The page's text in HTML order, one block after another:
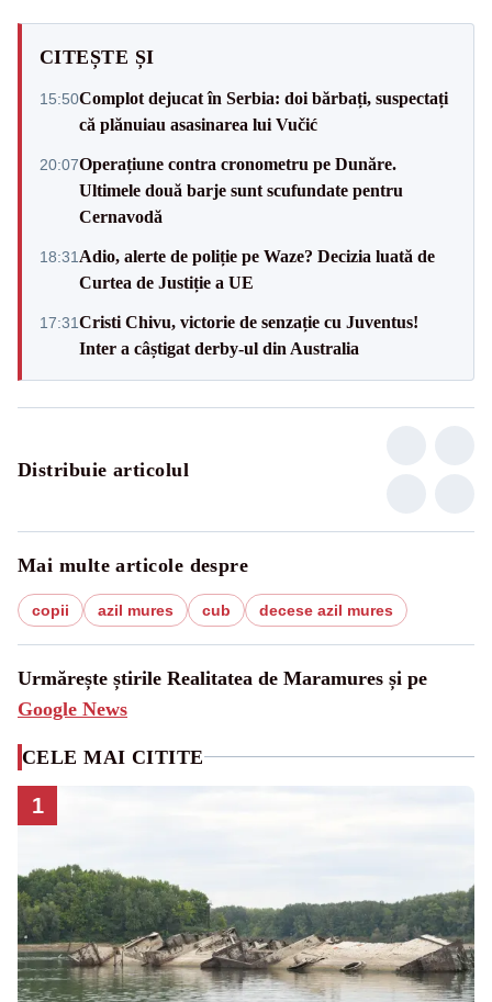
CITEȘTE ȘI
15:50Complot dejucat în Serbia: doi bărbați, suspectați
că plănuiau asasinarea lui Vučić
20:07Operațiune contra cronometru pe Dunăre.
Ultimele două barje sunt scufundate pentru
Cernavodă
18:31 Adio, alerte de poliție pe Waze? Decizia luată de
Curtea de Justiție a UE
17:31Cristi Chivu, victorie de senzație cu Juventus!
Inter a câștigat derby-ul din Australia
Distribuie articolul
Mai multe articole despre
copii azil mures cub decese azil mures
Urmărește știrile Realitatea de Maramures și pe
Google News
CELE MAI CITITE
1